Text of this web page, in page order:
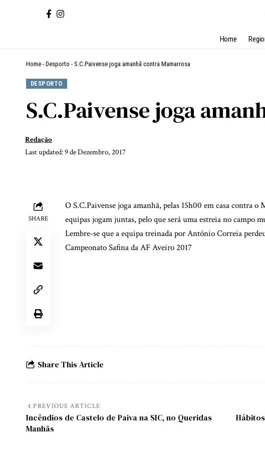
Home
Home - Desporto - S.C.Paivense joga amanhã contra Mamarrosa
DESPORTO
S.C.Paivense joga
Last updated: 9 de Dezembro, 2017
Redação
SHARE
O S.C.Paivense joga amanhã, pelas 15h00 em casa contra o
equipas jogam juntas, pelo que será uma estreia no campo
Lembre-se que a equipa treinada por António Correia
Campeonato Safina da AF Aveiro 2017
Share This Article
PREVIOUS ARTICLE
Incêndios de Castelo de Paiva na SIC, no Queridas
Manhãs